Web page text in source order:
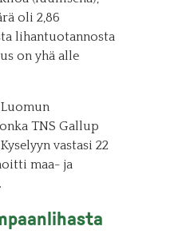
oli 2,86
lihantuotannosta
on yhä alle
TNS Gallup
vastasi 22
maa- ja